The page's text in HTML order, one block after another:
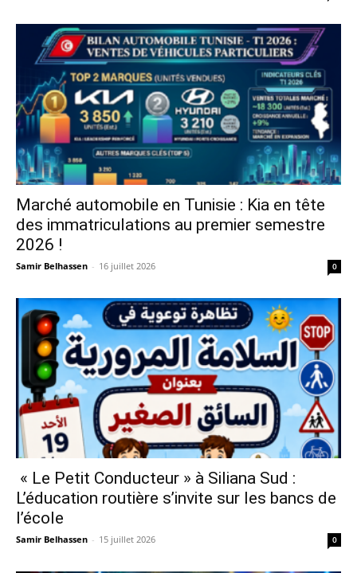
Marché automobile en Tunisie : Kia en tête
des immatriculations au premier semestre
2026 !
Samir Belhassen - 16 juillet 2026 0
« Le Petit Conducteur » à Siliana Sud :
L’éducation routière s’invite sur les bancs de
l’école
Samir Belhassen - 15 juillet 2026 0